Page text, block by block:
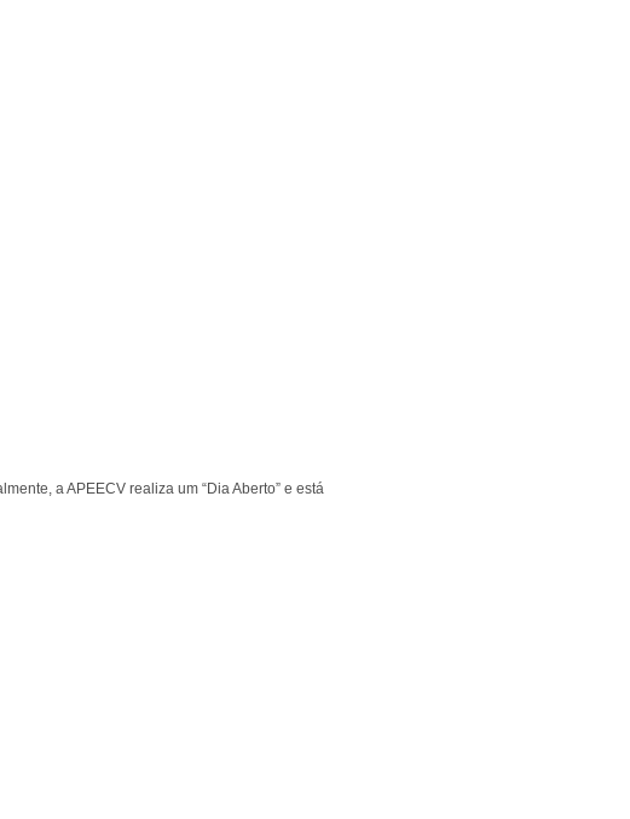
a APEECV realiza um “Dia Aberto” e está